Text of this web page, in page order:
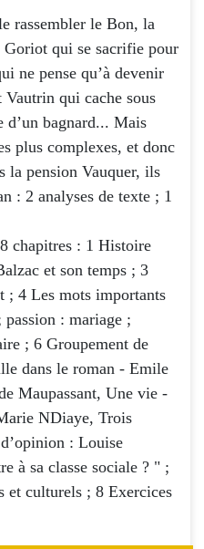
rassembler le Bon, la
qui se sacrifie pour
ne pense qu’à devenir
qui cache sous
d’un bagnard... Mais
plus complexes, et donc
la pension Vauquer, ils
: 2 analyses de texte ; 1
chapitres : 1 Histoire
et son temps ; 3
; 4 Les mots importants
: mariage ;
; 6 Groupement de
dans le roman - Emile
Maupassant, Une vie -
NDiaye, Trois
: Louise
à sa classe sociale ? " ;
et culturels ; 8 Exercices